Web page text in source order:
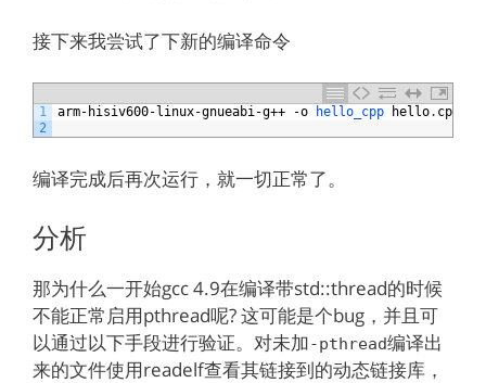
接下来我尝试了下新的编译命令
1
2
arm- hisiv600-linux-gnueabi -g++ -o hello_cpp hello. cpp
编译完成后再次运行，就一切正常了。
分析
那为什么一开始gcc 4.9在编译带std::thread的时候
不能正常启用pthread呢? 这可能是个bug，并且可
以通过以下手段进行验证。对未加-pthread编译出
来的文件使用readelf查看其链接到的动态链接库，